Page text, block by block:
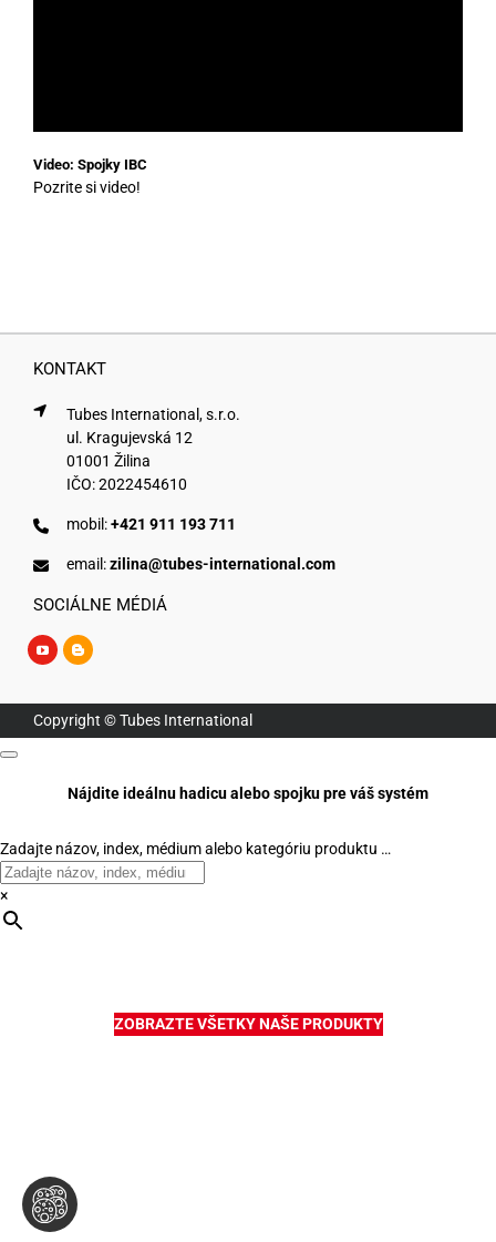
Video: Spojky IBC
Pozrite si video!
KONTAKT
Tubes International, s.r.o.
ul. Kragujevská 12
01001 Žilina
IČO: 2022454610
mobil:+421 911 193 711
email:zilina@tubes-international.com
SOCIÁLNE MÉDIÁ
Copyright © Tubes International
Nájdite ideálnu hadicu alebo spojku pre váš systém
Zadajte názov, index, médium alebo kategóriu produktu …
×
ZOBRAZTE VŠETKY NAŠE PRODUKTY